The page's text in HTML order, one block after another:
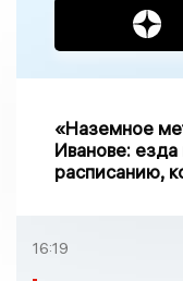
«Наземное
Иванове: езда
расписанию,
16:19